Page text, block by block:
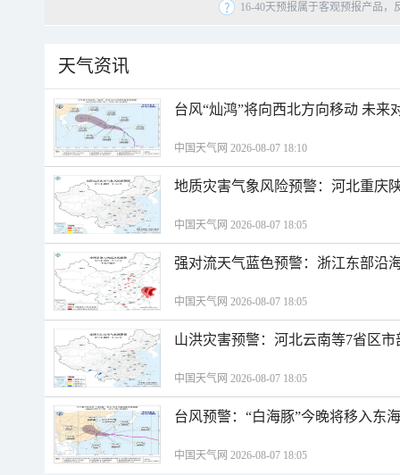
16-40天预报属于客观预报产品
天气资讯
台风“灿鸿”将向西北方向移动 未来
中国天气网 2026-08-07 18:10
地质灾害气象风险预警：河北重庆
中国天气网 2026-08-07 18:05
强对流天气蓝色预警：浙江东部沿
中国天气网 2026-08-07 18:05
山洪灾害预警：河北云南等7省区
中国天气网 2026-08-07 18:05
台风预警：“白海豚”今晚将移入东
中国天气网 2026-08-07 18:05